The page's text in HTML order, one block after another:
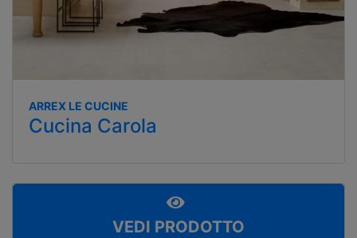
ARREX LE CUCINE
Cucina Carola
VEDI PRODOTTO